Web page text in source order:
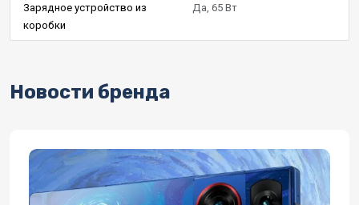
Зарядное устройство из
коробки
Да, 65 Вт
Новости бренда